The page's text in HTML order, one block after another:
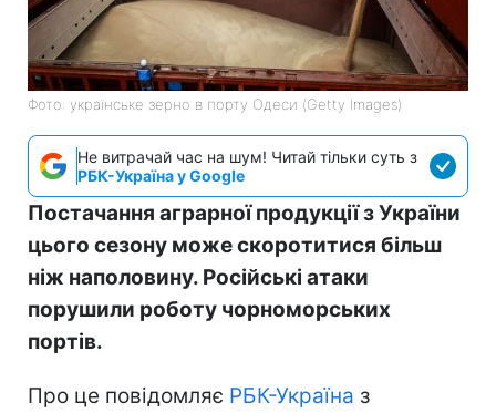
Фото: українське зерно в порту Одеси (Getty Images)
Не витрачай час на шум! Читай тільки суть з
РБК-Україна у Google
Постачання аграрної продукції з України
цього сезону може скоротитися більш
ніж наполовину. Російські атаки
порушили роботу чорноморських
портів.
Про це повідомляє РБК-Україна з